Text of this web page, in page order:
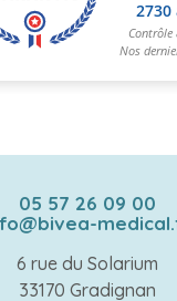
05 57 26 09 00
6 rue du Solarium
33170 Gradignan